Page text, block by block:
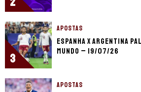
3
APOSTAS
Espanha x Argentina
Mundo – 19/07/26
APOSTAS